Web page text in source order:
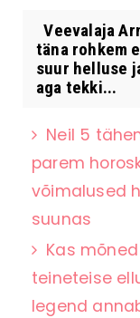
Veevalaja
täna rohkem
suur helluse
aga tekki...
Neil 5
parem
võimalused
suunas
Kas
teineteise
legend